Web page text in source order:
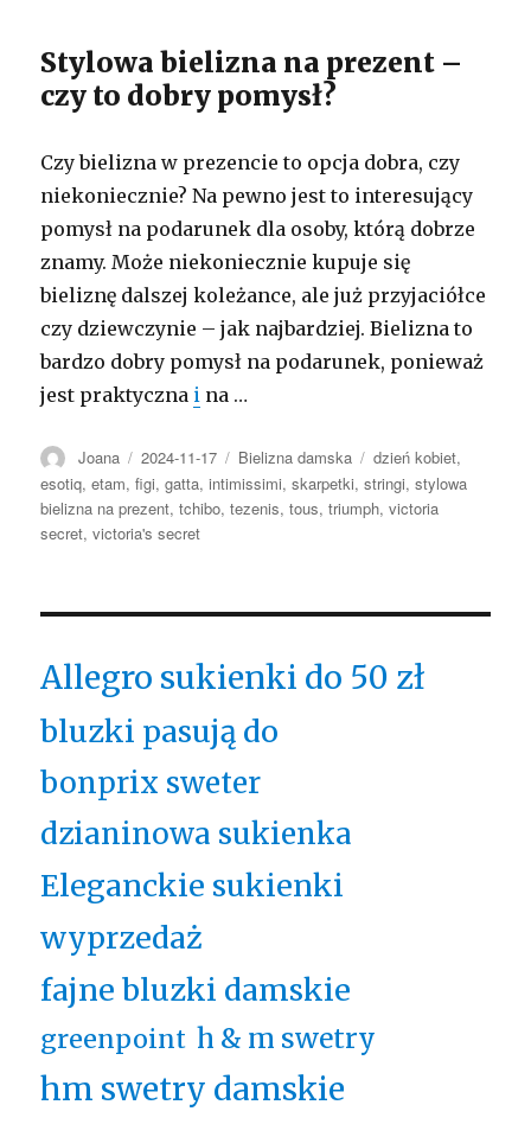
Stylowa bielizna na prezent –
czy to dobry pomysł?
Czy bielizna w prezencie to opcja dobra, czy
niekoniecznie? Na pewno jest to interesujący
pomysł na podarunek dla osoby, którą dobrze
znamy. Może niekoniecznie kupuje się
bieliznę dalszej koleżance, ale już przyjaciółce
czy dziewczynie – jak najbardziej. Bielizna to
bardzo dobry pomysł na podarunek, ponieważ
jest praktyczna i na …
Autor
Joana Opublikowano
2024-11-17 Kategorie
Bielizna damska Tagi
dzień kobiet,
esotiq,etam,figi,gatta,intimissimi,skarpetki,stringi,stylowa
bielizna na prezent,tchibo,tezenis,tous,triumph,victoria
secret,victoria's secret
Allegro sukienki do 50 zł
bluzki pasują do
bonprix sweter
dzianinowa sukienka
Eleganckie sukienki
wyprzedaż
fajne bluzki damskie
greenpoint h & m swetry
hm swetry damskie